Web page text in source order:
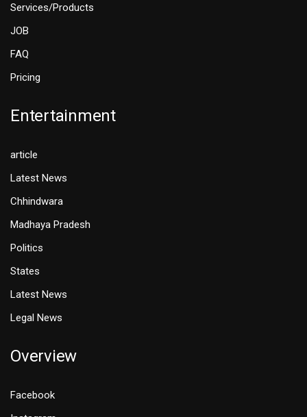
Services/Products
JOB
FAQ
Pricing
Entertainment
article
Latest News
Chhindwara
Madhaya Pradesh
Politics
States
Latest News
Legal News
Overview
Facebook